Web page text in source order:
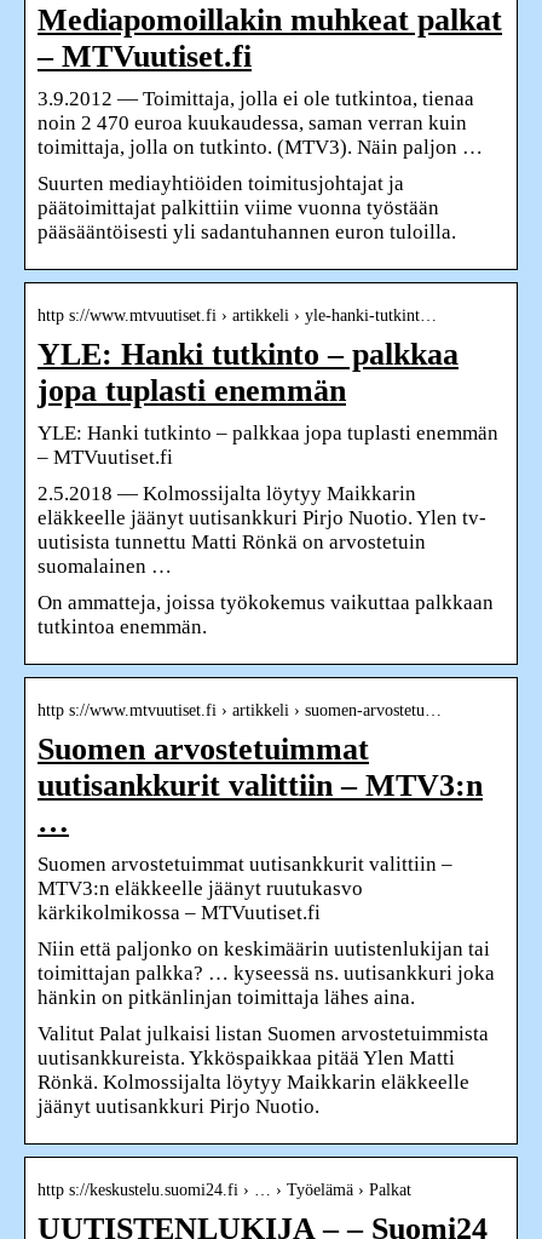
Mediapomoillakin muhkeat palkat
– MTVuutiset.fi
3.9.2012 — Toimittaja, jolla ei ole tutkintoa, tienaa
noin 2 470 euroa kuukaudessa, saman verran kuin
toimittaja, jolla on tutkinto. (MTV3). Näin paljon …
Suurten mediayhtiöiden toimitusjohtajat ja
päätoimittajat palkittiin viime vuonna työstään
pääsääntöisesti yli sadantuhannen euron tuloilla.
http s://www.mtvuutiset.fi › artikkeli › yle-hanki-tutkint…
YLE: Hanki tutkinto – palkkaa
jopa tuplasti enemmän
YLE: Hanki tutkinto – palkkaa jopa tuplasti enemmän
– MTVuutiset.fi
2.5.2018 — Kolmossijalta löytyy Maikkarin
eläkkeelle jäänyt uutisankkuri Pirjo Nuotio. Ylen tv-
uutisista tunnettu Matti Rönkä on arvostetuin
suomalainen …
On ammatteja, joissa työkokemus vaikuttaa palkkaan
tutkintoa enemmän.
http s://www.mtvuutiset.fi › artikkeli › suomen-arvostetu…
Suomen arvostetuimmat
uutisankkurit valittiin – MTV3:n
…
Suomen arvostetuimmat uutisankkurit valittiin –
MTV3:n eläkkeelle jäänyt ruutukasvo
kärkikolmikossa – MTVuutiset.fi
Niin että paljonko on keskimäärin uutistenlukijan tai
toimittajan palkka? … kyseessä ns. uutisankkuri joka
hänkin on pitkänlinjan toimittaja lähes aina.
Valitut Palat julkaisi listan Suomen arvostetuimmista
uutisankkureista. Ykköspaikkaa pitää Ylen Matti
Rönkä. Kolmossijalta löytyy Maikkarin eläkkeelle
jäänyt uutisankkuri Pirjo Nuotio.
http s://keskustelu.suomi24.fi › … › Työelämä › Palkat
UUTISTENLUKIJA – – Suomi24